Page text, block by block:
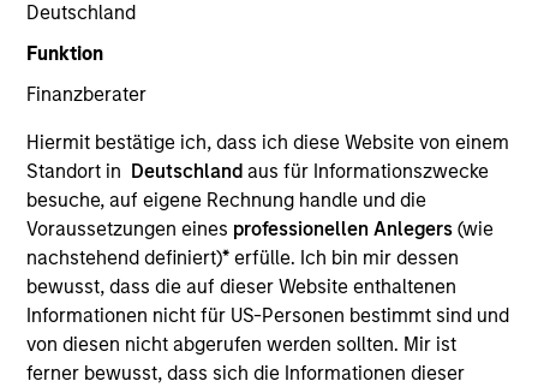
Deutschland
Funktion
Finanzberater
Hiermit bestätige ich, dass ich diese Website von einem
Standort in Deutschland aus für Informationszwecke
besuche, auf eigene Rechnung handle und die
Voraussetzungen eines professionellen Anlegers(wie
nachstehend definiert)* erfülle. Ich bin mir dessen
bewusst, dass die auf dieser Website enthaltenen
Informationen nicht für US-Personen bestimmt sind und
von diesen nicht abgerufen werden sollten. Mir ist
ferner bewusst, dass sich die Informationen dieser
COUNTRY
China
Invested on
Dec 2014
Transaction Type
Control
Renfang Medical is engaged in the investment in,
and management of, general hospitals with leading